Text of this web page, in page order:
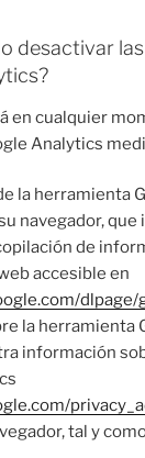
desactivar
en cualquier
Analytics
la herramienta
navegador, que
de
accesible en
dlpage/
la herramienta
información
tal y